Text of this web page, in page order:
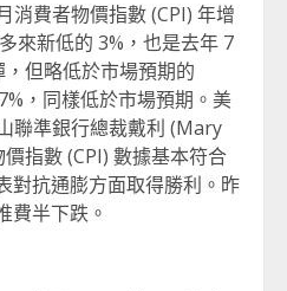
消費者物價指數 (CPI) 年增
來新低的 3%，也是去年 7
但略低於市場預期的
，同樣低於市場預期。美
聯準銀行總裁戴利 (Mary
指數 (CPI) 數據基本符合
對抗通膨方面取得勝利。昨
費半下跌。